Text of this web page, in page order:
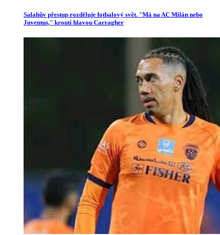
Salahův přestup rozděluje fotbalový svět. "Má na AC Milán nebo
Juventus," kroutí hlavou Carragher